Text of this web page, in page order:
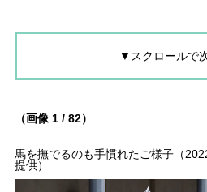
▼スクロールで
（画像 1 / 82）
馬を撫でるのも手慣れたご様子（
提供）